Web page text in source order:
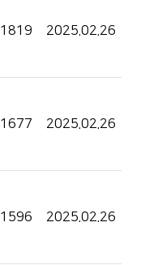
1819 2025.02.26
1677 2025.02.26
1596 2025.02.26